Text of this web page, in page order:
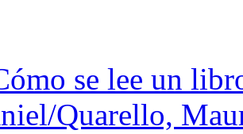
se lee un
Quarello,